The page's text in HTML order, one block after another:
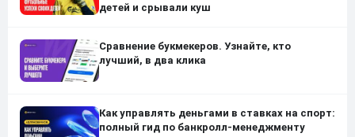
детей и срывали куш
Сравнение букмекеров. Узнайте, кто
лучший, в два клика
Как управлять деньгами в ставках на спорт:
полный гид по банкролл-менеджменту